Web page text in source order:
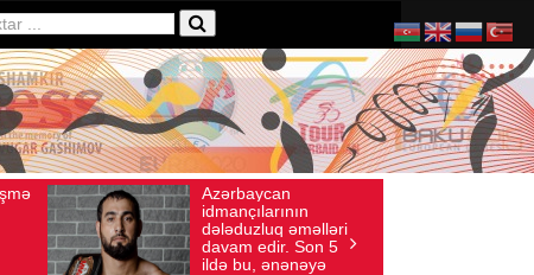
əməlləri
edir. Son 5
bu, ənənəyə
Baxış sayı: 136
qeyd etməsə də,
ürəyi hər zaman
doğma yurdu ilə
döyünür
İyul 30, 2026